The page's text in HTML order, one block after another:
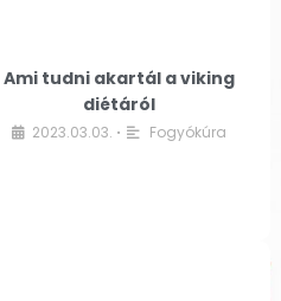
Ami tudni akartál a viking
diétáról
2023.03.03. • Fogyókúra